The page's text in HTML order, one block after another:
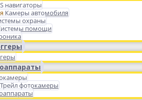
навигаторы
Камеры автомобиля
охраны
помощи
Трейл фотокамеры